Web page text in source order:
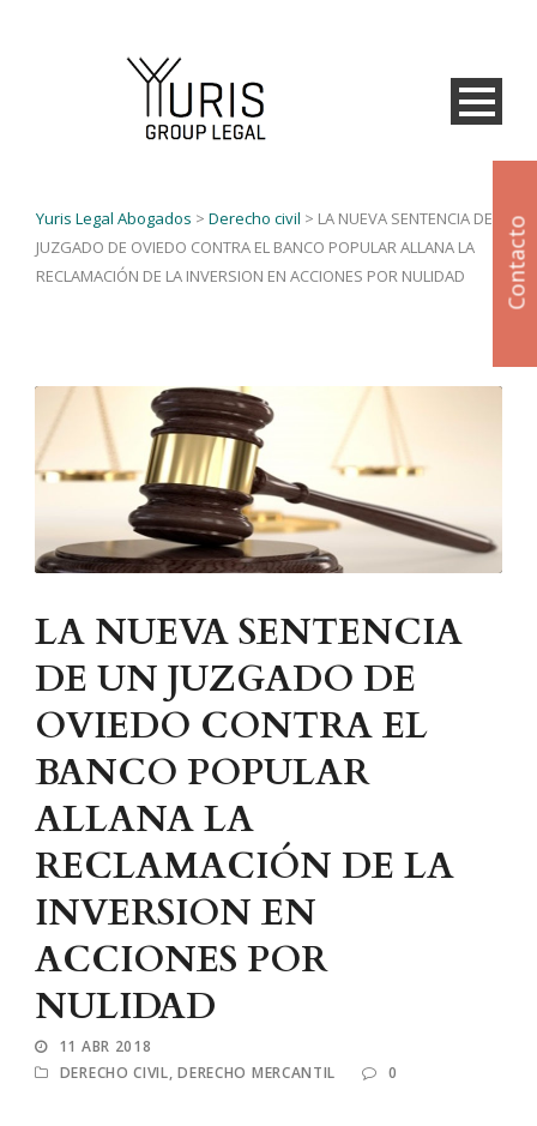
Yuris Legal Abogados > Derecho civil > LA NUEVA SENTENCIA DE UN
JUZGADO DE OVIEDO CONTRA EL BANCO POPULAR ALLANA LA
RECLAMACIÓN DE LA INVERSION EN ACCIONES POR NULIDAD
LA NUEVA SENTENCIA
DE UN JUZGADO DE
OVIEDO CONTRA EL
BANCO POPULAR
ALLANA LA
RECLAMACIÓN DE LA
INVERSION EN
ACCIONES POR
NULIDAD
11 ABR 2018
DERECHO CIVIL, DERECHO MERCANTIL 0
Contacto